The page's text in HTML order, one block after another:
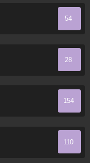
54
28
154
110